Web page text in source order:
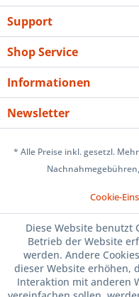
Support
Shop Service
Informationen
Newsletter
* Alle Preise inkl. gesetzl.
Cookie-
Diese Website benutzt
Betrieb der Website
werden. Andere
dieser Website erhöhen,
Interaktion mit anderen